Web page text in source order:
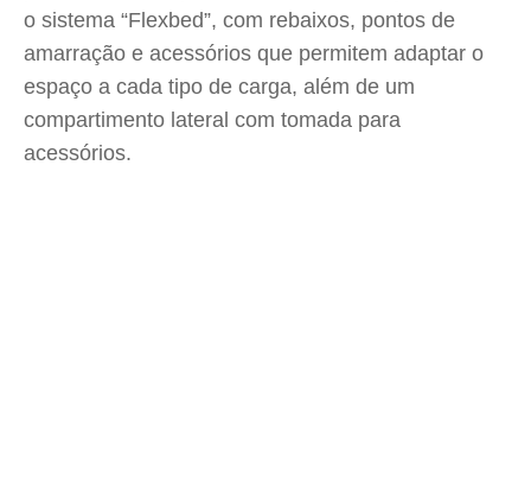
o sistema “Flexbed”, com rebaixos, pontos de
amarração e acessórios que permitem adaptar o
espaço a cada tipo de carga, além de um
compartimento lateral com tomada para
acessórios.